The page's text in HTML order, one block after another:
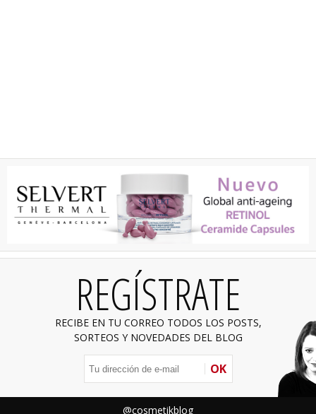
REGÍSTRATE
RECIBE EN TU CORREO TODOS LOS POSTS,
SORTEOS Y NOVEDADES DEL BLOG
OK
@cosmetikblog